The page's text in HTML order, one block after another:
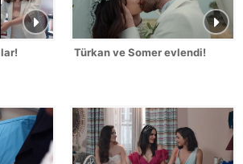
Türkan ve Somer evlendi!